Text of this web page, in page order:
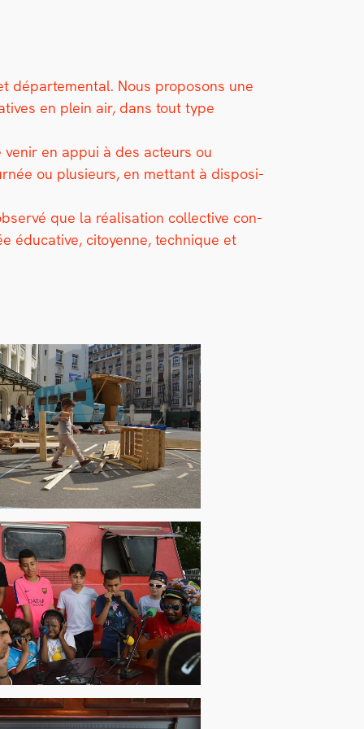
départe­men­tal. Nous pro­posons une
en plein air, dans tout type
en appui à des acteurs ou
ou plusieurs, en met­tant à dis­po­si­
que la réal­i­sa­tion col­lec­tive con­
éduca­tive, citoyenne, tech­nique et